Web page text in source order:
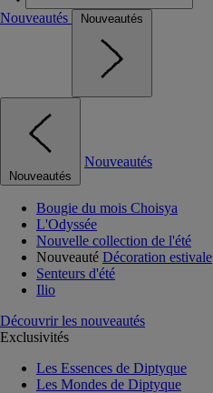
Nouveautés Nouveautés
Nouveautés
Nouveautés
Bougie du mois Choisya
L'Odyssée
Nouvelle collection de l'été
Nouveauté Décoration estivale
Senteurs d'été
Ilio
Découvrir les nouveautés
Exclusivités
Les Essences de Diptyque
Les Mondes de Diptyque